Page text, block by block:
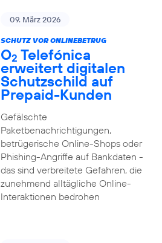
09. März 2026
SCHUTZ VOR ONLINEBETRUG
O2 Telefónica
erweitert digitalen
Schutzschild auf
Prepaid-Kunden
Gefälschte
Paketbenachrichtigungen,
betrügerische Online-Shops oder
Phishing-Angriffe auf Bankdaten -
das sind verbreitete Gefahren, die
zunehmend alltägliche Online-
Interaktionen bedrohen